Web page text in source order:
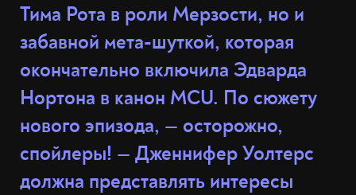
Тима Рота в роли Мерзости, но и
забавной мета-шуткой, которая
окончательно включила Эдварда
Нортона в канон MCU. По сюжету
нового эпизода, — осторожно,
спойлеры! — Дженнифер Уолтерс
должна представлять интересы